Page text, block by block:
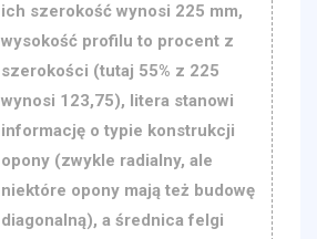
ich szerokość wynosi 225 mm,
wysokość profilu to procent z
szerokości (tutaj 55% z 225
wynosi 123,75), litera stanowi
informację o typie konstrukcji
opony (zwykle radialny, ale
niektóre opony mają też budowę
diagonalną), a średnica felgi